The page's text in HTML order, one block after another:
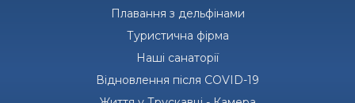
Плавання з дельфінами
Туристична фірма
Наші санаторії
Відновлення після COVID-19